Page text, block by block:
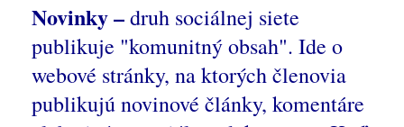
Novinky –druh sociálnej siete
publikuje "komunitný obsah". Ide o
webové stránky, na ktorých členovia
publikujú novinové články, komentáre